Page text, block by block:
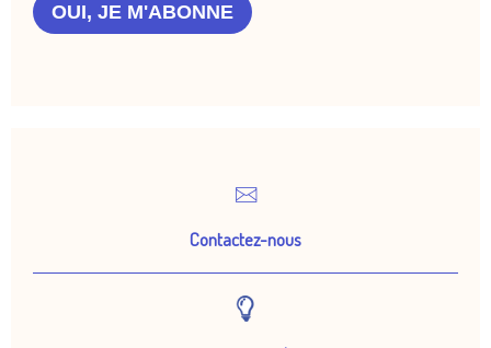
OUI, JE M'ABONNE
Contactez-nous